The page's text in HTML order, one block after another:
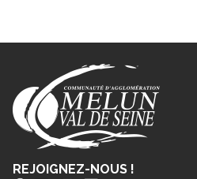
REJOIGNEZ-NOUS !